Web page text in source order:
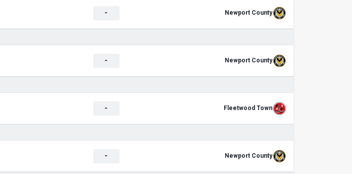
- Newport County
- Newport County
- Fleetwood Town
- Newport County